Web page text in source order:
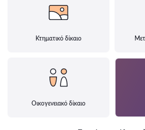
Κτηματικό δίκαιο
Οικογενειακό δίκαιο